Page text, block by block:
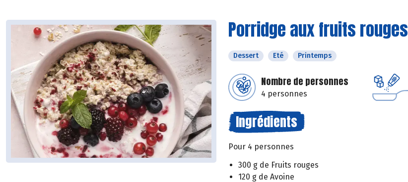
Porridge aux fruits rouges
Dessert Eté Printemps
Nombre de personnes
4 personnes
Ingrédients
Pour 4 personnes
300 g de Fruits rouges
120 g de Avoine